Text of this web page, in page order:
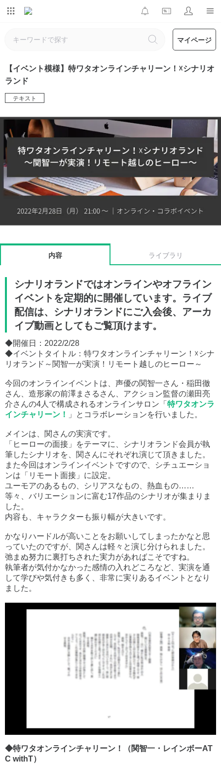
マイページ
【イベント模様】特ワタオンラインチャリーン！☓シナリオ
ランド
テキスト
内容 ライブラリ
シナリオランドではオンラインやオフライン
イベントを定期的に開催しています。ライブ
配信は、シナリオランドにご入会後、アーカ
イブ動画としてもご覧頂けます。
◆開催日：2022/2/28
◆イベントタイトル：特ワタオンラインチャリーン！☓シナ
リオランド～関智一が実演！リモート越しのヒーロー～
今回のオンラインイベントは、声優の関智一さん・稲田徹
さん、造形家の前澤まさるさん、アクション監督の瀬田亮
介さんの4人で構成されるオンラインサロン「 特ワタオンラ
インチャリーン！
」とコラボレーションを行いました。
メインは、関さんの実演です。
「ヒーローの面接」をテーマに、シナリオランド会員が執
筆したシナリオを、関さんにそれぞれ演じて頂きました。
また今回はオンラインイベントですので、シチュエーショ
ンは「リモート面接」に設定。
ユーモアのあるもの、シリアスなもの、熱血もの……
等々、バリエーションに富む17作品のシナリオが集まりま
した。
内容も、キャラクターも振り幅が大きいです。
かなりハードルが高いことをお願いしてしまったかなと思
っていたのですが、関さんは軽々と演じ分けられました。
弛まぬ努力に裏打ちされた実力があればこそですね。
執筆者が気付かなかった感情の入れどころなど、実演を通
して学びや気付きも多く、非常に実りあるイベントとなり
ました。
◆特ワタオンラインチャリーン！（関智一・レインボーAT
C withT）